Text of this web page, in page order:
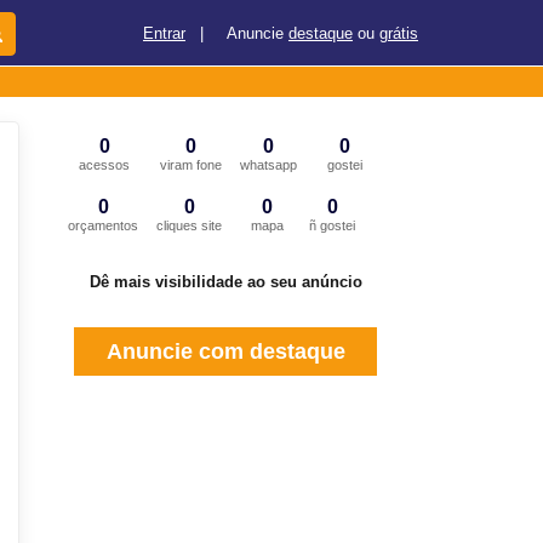
Entrar Anuncie destaque ou grátis
0
acessos
0
viram fone
0
whatsapp
0
gostei
0
orçamentos
0
cliques site
0
mapa
0
ñ gostei
Dê mais visibilidade ao seu anúncio
Anuncie com destaque